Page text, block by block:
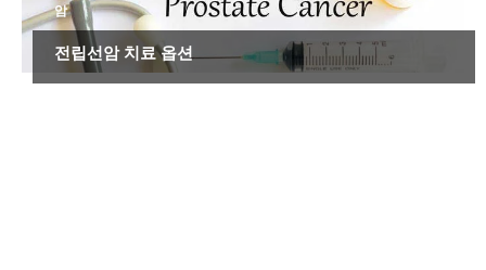
암
전립선암 치료 옵션